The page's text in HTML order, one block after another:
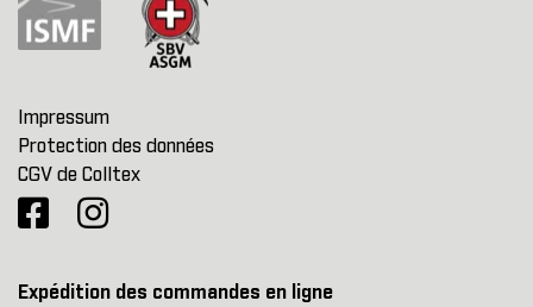
Impressum
Protection des données
CGV de Colltex
Expédition des commandes en ligne